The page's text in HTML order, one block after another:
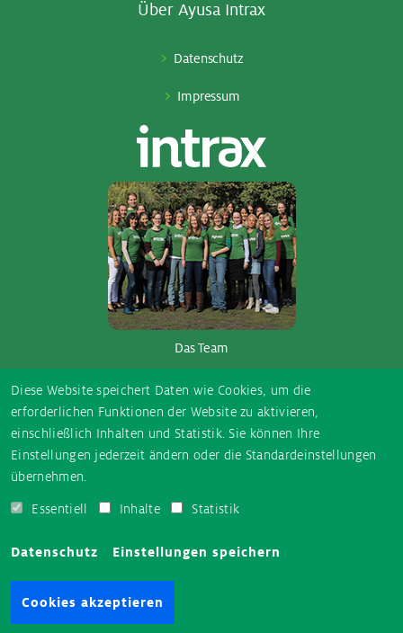
Über Ayu­sa In­trax
Datenschutz
Impressum
Das Team
So­ci­al Me­dia
E-
InstagramTikTok FacebookYouTube
Diese Website speichert Daten wie Cookies, um die
erforderlichen Funktionen der Website zu aktivieren,
einschließlich Inhalten und Statistik. Sie können Ihre
Einstellungen jederzeit ändern oder die Standardeinstellungen
übernehmen.
Essentiell Inhalte Statistik
Datenschutz Einstellungen speichern
Cookies akzeptieren